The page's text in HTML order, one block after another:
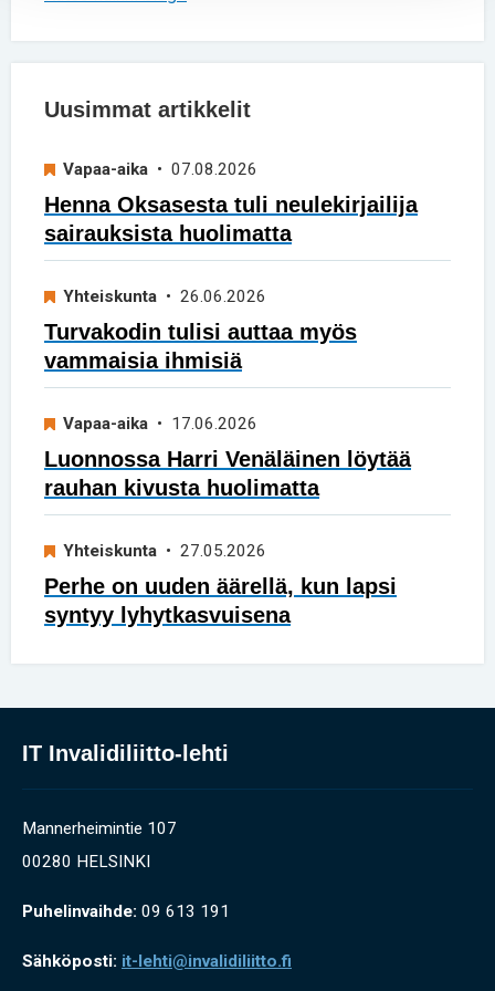
Uusimmat artikkelit
Vapaa-aika • 07.08.2026
Henna Oksasesta tuli neulekirjailija
sairauksista huolimatta
Yhteiskunta • 26.06.2026
Turvakodin tulisi auttaa myös
vammaisia ihmisiä
Vapaa-aika • 17.06.2026
Luonnossa Harri Venäläinen löytää
rauhan kivusta huolimatta
Yhteiskunta • 27.05.2026
Perhe on uuden äärellä, kun lapsi
syntyy lyhytkasvuisena
IT Invalidiliitto-lehti
Mannerheimintie 107
00280 HELSINKI
Puhelinvaihde: 09 613 191
Sähköposti: it-lehti@invalidiliitto.fi